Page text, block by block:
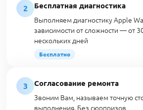
2
Бесплатная диагностика
Выполняем диагностику Apple
зависимости от сложности — от
нескольких дней
Бесплатно
3
Согласование ремонта
Звоним Вам, называем точную
выполнения. Без сюрпризов